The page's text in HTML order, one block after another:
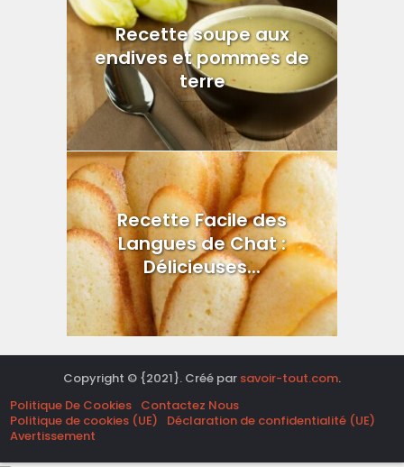
Recette soupe aux
endives et pommes de
terre
Recette Facile des
Langues de Chat :
Délicieuses...
Copyright © {2021}. Créé par savoir-tout.com.
Politique De Cookies Contactez Nous
Politique de cookies (UE)
Déclaration de confidentialité (UE)
Avertissement